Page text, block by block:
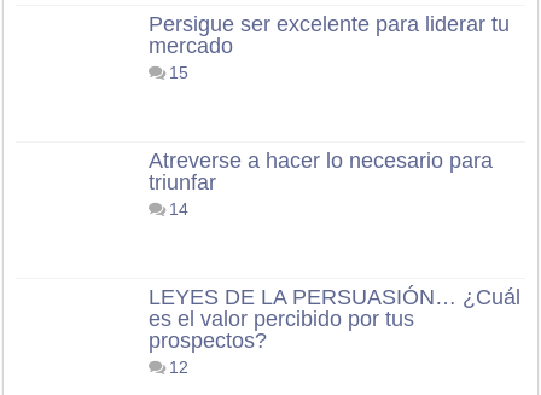
Persigue ser excelente para liderar tu
mercado
15
Atreverse a hacer lo necesario para
triunfar
14
LEYES DE LA PERSUASIÓN… ¿Cuál
es el valor percibido por tus
prospectos?
12